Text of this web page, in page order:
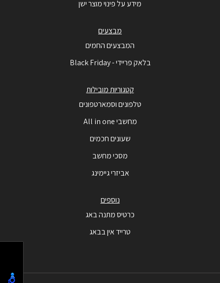
מידע על פינוי מוצר ישן
מבצעים
המבצעים החמים
בלאק פריידי - Black Friday
קטגוריות מובילות
טלפונים וסמארטפונים
מחשבי All in one
שעונים חכמים
מסכי מחשב
אביזרי גיימינג
נוספים
כרטיס מתנה באג
טרייד אין בבאג